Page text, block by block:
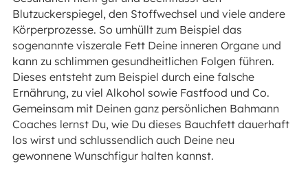
Blutzuckerspiegel, den Stoffwechsel und viele andere
Körperprozesse. So umhüllt zum Beispiel das
sogenannte viszerale Fett Deine inneren Organe und
kann zu schlimmen gesundheitlichen Folgen führen.
Dieses entsteht zum Beispiel durch eine falsche
Ernährung, zu viel Alkohol sowie Fastfood und Co.
Gemeinsam mit Deinen ganz persönlichen Bahmann
Coaches lernst Du, wie Du dieses Bauchfett dauerhaft
los wirst und schlussendlich auch Deine neu
gewonnene Wunschfigur halten kannst.